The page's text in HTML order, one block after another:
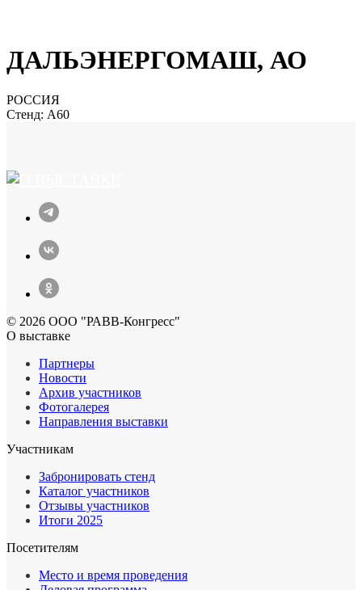
ДАЛЬЭНЕРГОМАШ, АО
РОССИЯ
Стенд: A60
© 2026 ООО "РАВВ-Конгресс"
О выставке
Партнеры
Новости
Архив участников
Фотогалерея
Направления выставки
Участникам
Забронировать стенд
Каталог участников
Отзывы участников
Итоги 2025
Посетителям
Место и время проведения